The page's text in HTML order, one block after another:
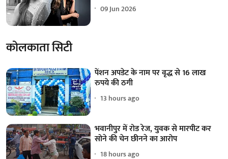
09 Jun 2026
कोलकाता सिटी
पेंशन अपडेट के नाम पर वृद्ध से 16 लाख
रुपये की ठगी
13 hours ago
भवानीपुर में रोड रेज, युवक से मारपीट कर
सोने की चेन छीनने का आरोप
18 hours ago